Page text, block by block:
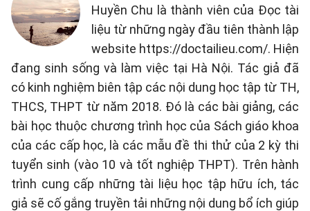
Huyền Chu là thành viên của Đọc tài
liệu từ những ngày đầu tiên thành lập
website https://doctailieu.com/. Hiện
đang sinh sống và làm việc tại Hà Nội. Tác giả đã
có kinh nghiệm biên tập các nội dung học tập từ TH,
THCS, THPT từ năm 2018. Đó là các bài giảng, các
bài học thuộc chương trình học của Sách giáo khoa
của các cấp học, là các mẫu đề thi thử của 2 kỳ thi
tuyển sinh (vào 10 và tốt nghiệp THPT). Trên hành
trình cung cấp những tài liệu học tập hữu ích, tác
giả sẽ cố gắng truyền tải những nội dung bổ ích giúp